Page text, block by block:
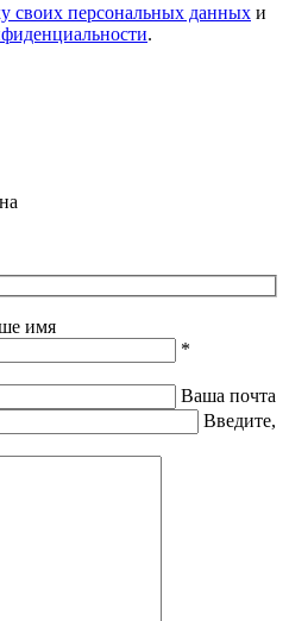
своих персональных данных и
.
имя
*
Ваша почта
Введите,